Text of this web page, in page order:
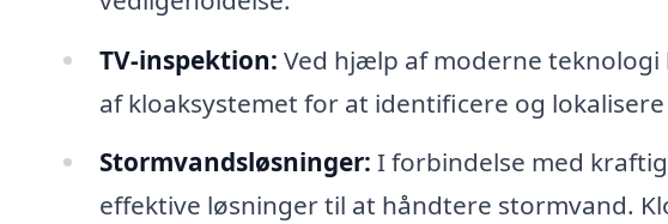
TV-inspektion: Ved hjælp af moderne
af kloaksystemet for at identificere og
Stormvandsløsninger: I forbindelse med
effektive løsninger til at håndtere stormvand.